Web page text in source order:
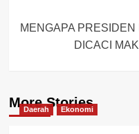
MENGAPA
DICACI
More Stories
Daerah Ekonomi